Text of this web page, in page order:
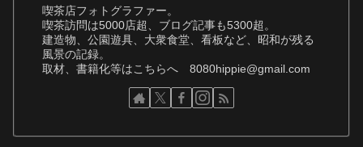
喫茶店フォトグラファー。
喫茶訪問は5000店超、ブログ記事も5300超。
建造物、公園遊具、大衆食堂、看板など、昭和が残る
風景の記録。
取材、書籍化等はこちらへ 8080hippie@gmail.com